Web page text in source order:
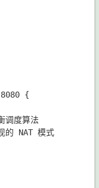
{
调度算法
的 NAT 模式